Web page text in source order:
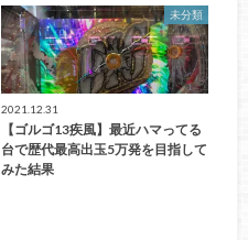
未分類
2021.12.31
【ゴルゴ13疾風】最近ハマってる
台で歴代最高出玉5万発を目指して
みた結果